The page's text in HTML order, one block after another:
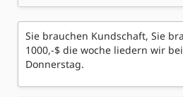
Sie brauchen Kundschaft, Sie
1000,-$ die woche liedern wir
Donnerstag.